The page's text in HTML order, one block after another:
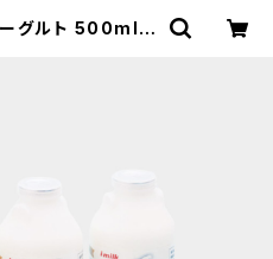
ーグルト 500ml 4